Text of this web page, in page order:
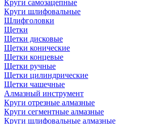
Круги самозацепные
Круги шлифовальные
Шлифголовки
Щетки
Щетки дисковые
Щетки конические
Щетки концевые
Щетки ручные
Щетки цилиндрические
Щетки чашечные
Алмазный инструмент
Круги отрезные алмазные
Круги сегментные алмазные
Круги шлифовальные алмазные